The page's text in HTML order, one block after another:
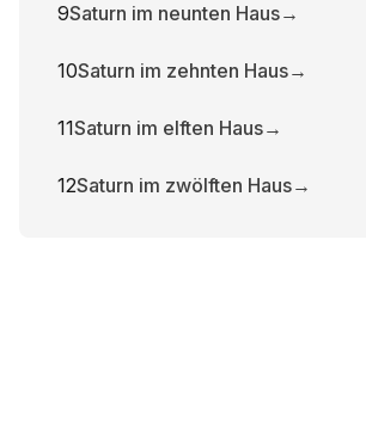
9Saturn im neunten Haus→
10Saturn im zehnten Haus→
11Saturn im elften Haus→
12Saturn im zwölften Haus→